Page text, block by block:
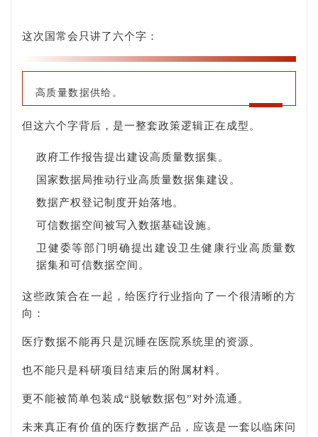
这次国常会只讲了六个字：
高质量数据供给。
但这六个字背后，是一整套政策逻辑正在成型。
政府工作报告提出建设高质量数据集。
国家数据局推动行业高质量数据集建设。
数据产权登记制度开始落地。
可信数据空间被写入数据基础设施。
卫健委等部门明确提出建设卫生健康行业高质量数
据集和可信数据空间。
这些政策合在一起，给医疗行业指向了一个很清晰的方
向：
医疗数据不能再只是沉睡在医院系统里的资源。
也不能只是科研项目结束后的附属材料。
更不能被简单包装成“脱敏数据包”对外流通。
未来真正有价值的医疗数据产品，应该是一套以临床问